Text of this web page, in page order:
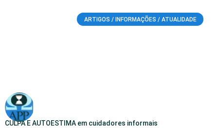
ARTIGOS / INFORMAÇÕES / ATUALIDADE
CULPA E AUTOESTIMA em cuidadores informais